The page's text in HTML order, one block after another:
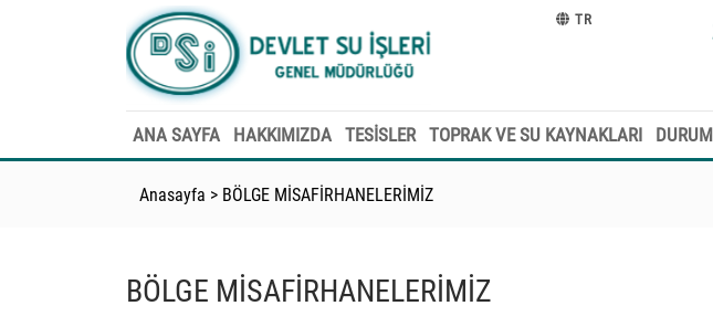
TR
ANA SAYFA HAKKIMIZDA TESİSLER TOPRAK VE SU KAYNAKLARI DURUM
Anasayfa > BÖLGE MİSAFİRHANELERİMİZ
BÖLGE MİSAFİRHANELERİMİZ